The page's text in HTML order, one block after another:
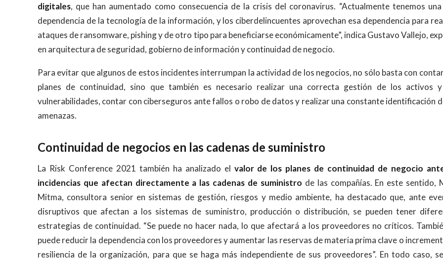
digitales, que han aumentado como consecuencia de la crisis del coronavirus. “Actualmente tenemos
dependencia de la tecnología de la información, y los ciberdelincuentes aprovechan esa dependencia para
ataques de ransomware, pishing y de otro tipo para beneficiarse económicamente”, indica Gustavo Vallejo,
en arquitectura de seguridad, gobierno de información y continuidad de negocio.
Para evitar que algunos de estos incidentes interrumpan la actividad de los negocios, no sólo basta con
planes de continuidad, sino que también es necesario realizar una correcta gestión de los activos
vulnerabilidades, contar con ciberseguros ante fallos o robo de datos y realizar una constante identificación
amenazas.
Continuidad de negocios en las cadenas de suministro
La Risk Conference 2021 también ha analizado el valor de los planes de continuidad de negocio
incidencias que afectan directamente a las cadenas de suministro de las compañías. En este sentido,
Mitma, consultora senior en sistemas de gestión, riesgos y medio ambiente, ha destacado que, ante
disruptivos que afectan a los sistemas de suministro, producción o distribución, se pueden tener
estrategias de continuidad. “Se puede no hacer nada, lo que afectará a los proveedores no críticos.
puede reducir la dependencia con los proveedores y aumentar las reservas de materia prima clave o
resiliencia de la organización, para que se haga más independiente de sus proveedores”. En todo caso,